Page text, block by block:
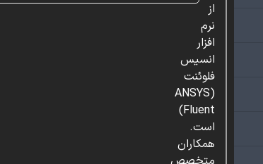
از
نرم
افزار
انسیس
فلوئنت
(ANSYS
Fluent)
است.
همکاران